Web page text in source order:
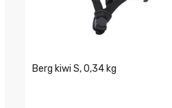
Berg kiwi S, 0,34 kg